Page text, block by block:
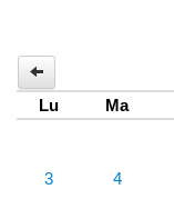
Lu
Ma
3 4